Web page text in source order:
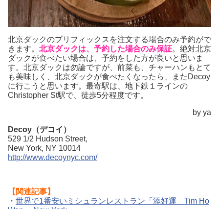
北京ダックのプリフィックスを注文する場合のみ予約がで
きます。 北京ダックは、予約した場合のみ保証。絶対北京
ダックが食べたい場合は、予約をした方が良いと思いま
す。北京ダックは勿論ですが、前菜も、チャーハンもとて
も美味しく、北京ダックが食べたくなったら、またDecoy
に行こうと思います。最寄駅は、地下鉄１ラインの
Christopher St駅で、徒歩5分程度です。
by ya
Decoy（デコイ）
529 1/2 Hudson Street,
New York, NY 10014
http://www.decoynyc.com/
【関連記事】
・ 世界で1番安いミシュランレストラン「添好運 Tim Ho